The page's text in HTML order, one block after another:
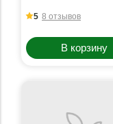
5 8 отзывов
В корзину